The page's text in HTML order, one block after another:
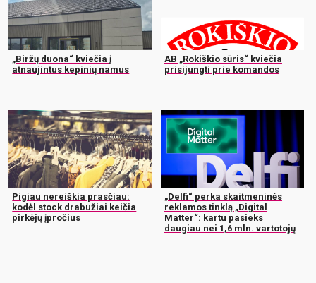
„Biržų duona“ kviečia į
atnaujintus kepinių namus
AB „Rokiškio sūris“ kviečia
prisijungti prie komandos
Pigiau nereiškia prasčiau:
kodėl stock drabužiai keičia
pirkėjų įpročius
„Delfi“ perka skaitmeninės
reklamos tinklą „Digital
Matter“: kartu pasieks
daugiau nei 1,6 mln. vartotojų